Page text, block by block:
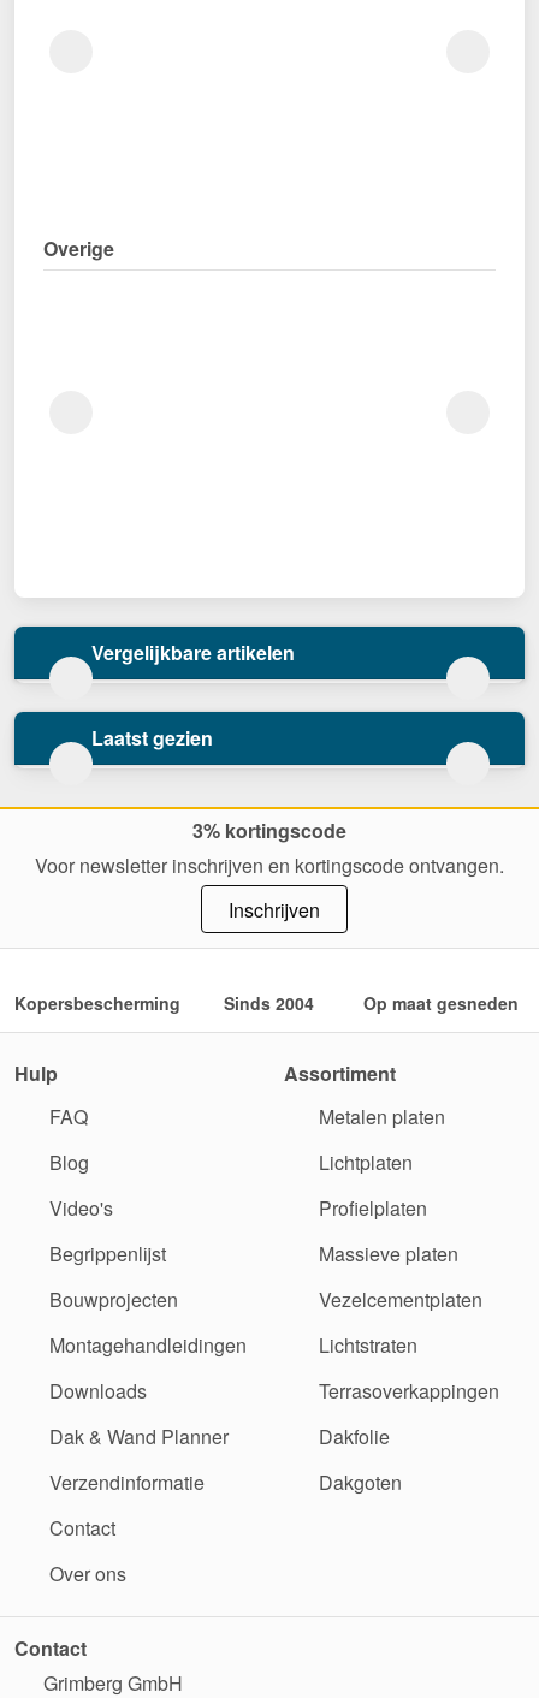
Overige
Vergelijkbare artikelen
Laatst gezien
3% kortingscode
Voor newsletter inschrijven en kortingscode ontvangen.
Inschrijven
Kopersbescherming Sinds 2004 Op maat gesneden
Hulp
FAQ
Blog
Video's
Begrippenlijst
Bouwprojecten
Montagehandleidingen
Downloads
Dak & Wand Planner
Verzendinformatie
Contact
Over ons
Assortiment
Metalen platen
Lichtplaten
Profielplaten
Massieve platen
Vezelcementplaten
Lichtstraten
Terrasoverkappingen
Dakfolie
Dakgoten
Contact
Grimberg GmbH